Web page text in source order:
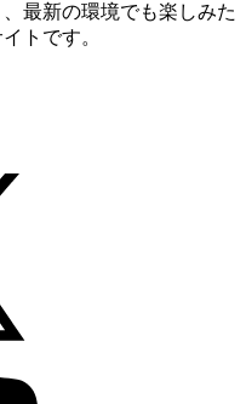
最新の環境でも楽しみた
トです。